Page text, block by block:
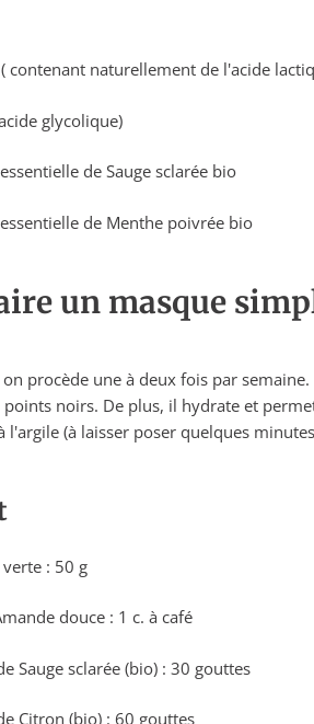
contenant naturellement de l'acide
glycolique)
de Sauge sclarée bio
de Menthe poivrée bio
un masque
procède une à deux fois par
noirs. De plus, il hydrate et
l'argile (à laisser poser quelques
: 50 g
douce : 1 c. à café
Sauge sclarée (bio) : 30 gouttes
Citron (bio) : 60 gouttes